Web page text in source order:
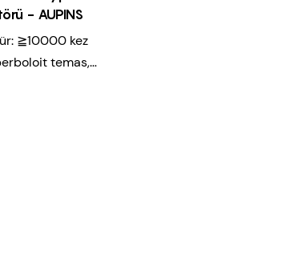
- AUPINS
≧10000 kez
temas,